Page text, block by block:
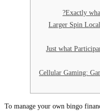
Larger
Just
Cellular
To manage your own